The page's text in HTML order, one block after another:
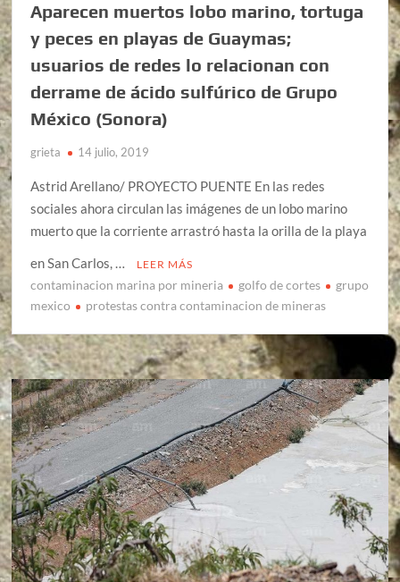
Aparecen muertos lobo marino, tortuga
y peces en playas de Guaymas;
usuarios de redes lo relacionan con
derrame de ácido sulfúrico de Grupo
México (Sonora)
grieta 14 julio, 2019
Astrid Arellano/ PROYECTO PUENTE En las redes
sociales ahora circulan las imágenes de un lobo marino
muerto que la corriente arrastró hasta la orilla de la playa
en San Carlos, …
LEER MÁS
contaminacion marina por mineria golfo de cortes
grupo
mexico
protestas contra contaminacion de mineras